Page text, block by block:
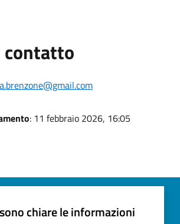
: 11 febbraio 2026, 16:05
chiare le informazioni